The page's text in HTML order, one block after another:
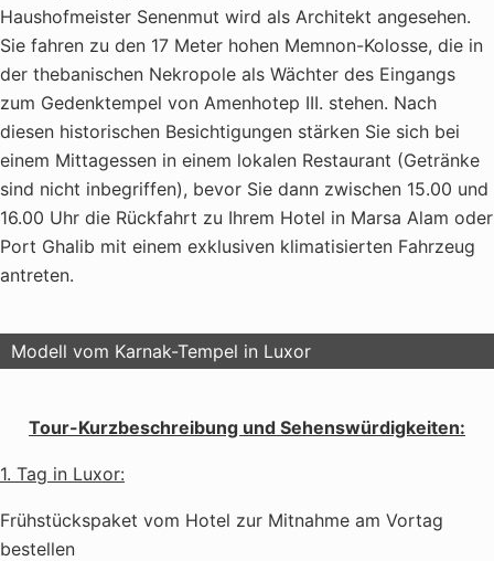
Haushofmeister Senenmut wird als Architekt angesehen.
Sie fahren zu den 17 Meter hohen Memnon-Kolosse, die in
der thebanischen Nekropole als Wächter des Eingangs
zum Gedenktempel von Amenhotep III. stehen. Nach
diesen historischen Besichtigungen stärken Sie sich bei
einem Mittagessen in einem lokalen Restaurant (Getränke
sind nicht inbegriffen), bevor Sie dann zwischen 15.00 und
16.00 Uhr die Rückfahrt zu Ihrem Hotel in Marsa Alam oder
Port Ghalib mit einem exklusiven klimatisierten Fahrzeug
antreten.
Modell vom Karnak-Tempel in Luxor
Tour-Kurzbeschreibung und Sehenswürdigkeiten:
1. Tag in Luxor:
Frühstückspaket vom Hotel zur Mitnahme am Vortag
bestellen